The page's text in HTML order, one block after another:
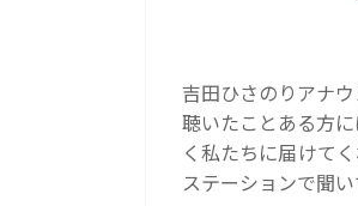
吉田ひさのりアナ
聴いたことある方
く私たちに届けて
ステーションで聞